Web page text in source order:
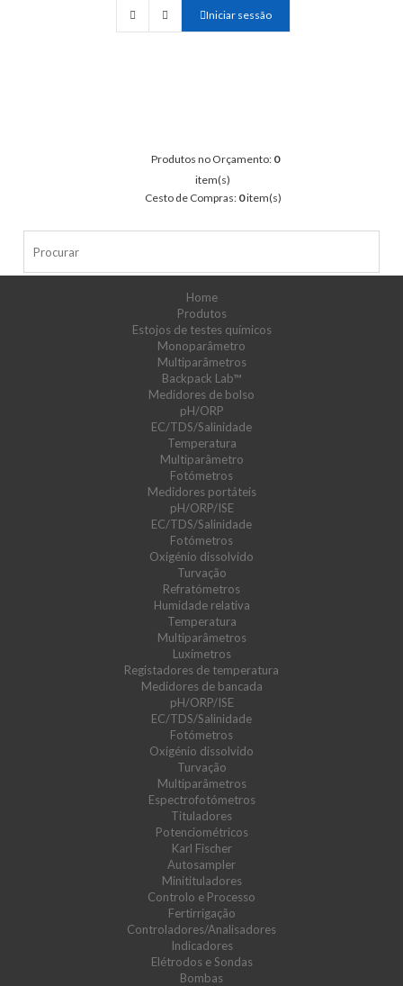
Iniciar sessão
Produtos no Orçamento: 0
item(s)
Cesto de Compras: 0item(s)
Home
Produtos
Estojos de testes químicos
Monoparâmetro
Multiparâmetros
Backpack Lab™
Medidores de bolso
pH/ORP
EC/TDS/Salinidade
Temperatura
Multiparâmetro
Fotómetros
Medidores portáteis
pH/ORP/ISE
EC/TDS/Salinidade
Fotómetros
Oxigénio dissolvido
Turvação
Refratómetros
Humidade relativa
Temperatura
Multiparâmetros
Luxímetros
Registadores de temperatura
Medidores de bancada
pH/ORP/ISE
EC/TDS/Salinidade
Fotómetros
Oxigénio dissolvido
Turvação
Multiparâmetros
Espectrofotómetros
Tituladores
Potenciométricos
Karl Fischer
Autosampler
Minitituladores
Controlo e Processo
Fertirrigação
Controladores/Analisadores
Indicadores
Elétrodos e Sondas
Bombas